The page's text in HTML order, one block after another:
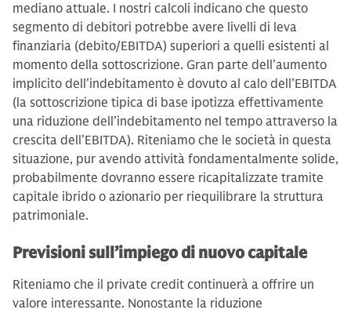
mediano attuale. I nostri calcoli indicano che questo
segmento di debitori potrebbe avere livelli di leva
finanziaria (debito/EBITDA) superiori a quelli esistenti al
momento della sottoscrizione. Gran parte dell’aumento
implicito dell’indebitamento è dovuto al calo dell’EBITDA
(la sottoscrizione tipica di base ipotizza effettivamente
una riduzione dell’indebitamento nel tempo attraverso la
crescita dell’EBITDA). Riteniamo che le società in questa
situazione, pur avendo attività fondamentalmente solide,
probabilmente dovranno essere ricapitalizzate tramite
capitale ibrido o azionario per riequilibrare la struttura
patrimoniale.
Previsioni sull’impiego di nuovo capitale
Riteniamo che il private credit continuerà a offrire un
valore interessante. Nonostante la riduzione